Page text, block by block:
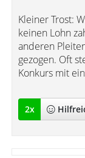
Kleiner Trost:
keinen Lohn
anderen
gezogen. Oft
Konkurs mit
2x